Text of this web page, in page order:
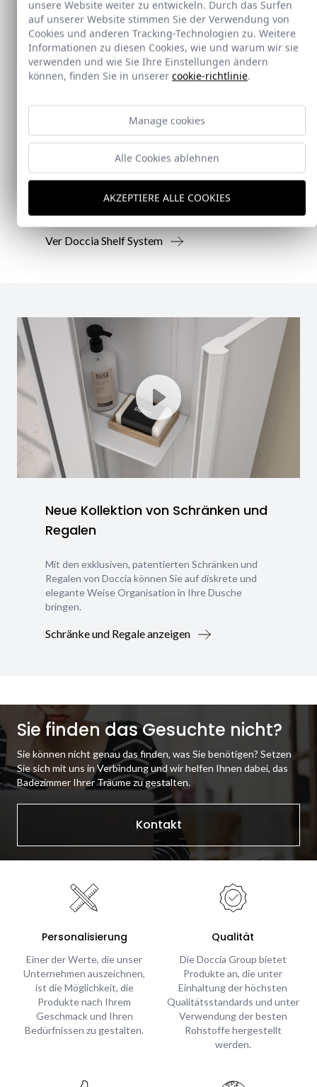
para ofrecer una solución práctica, resistente y
visualmente coherente.
Ver Doccia Shelf System
Neue Kollektion von Schränken und
Regalen
Mit den exklusiven, patentierten Schränken und
Regalen von Doccia können Sie auf diskrete und
elegante Weise Organisation in Ihre Dusche
bringen.
Schränke und Regale anzeigen
Sie finden das Gesuchte nicht?
Sie können nicht genau das finden, was Sie benötigen? Setzen
Sie sich mit uns in Verbindung und wir helfen Ihnen dabei, das
Badezimmer Ihrer Träume zu gestalten.
Kontakt
Personalisierung
Einer der Werte, die unser
Unternehmen auszeichnen,
ist die Möglichkeit, die
Produkte nach Ihrem
Geschmack und Ihren
Bedürfnissen zu gestalten.
Qualität
Die Doccia Group bietet
Produkte an, die unter
Einhaltung der höchsten
Qualitätsstandards und unter
Verwendung der besten
Rohstoffe hergestellt
werden.
unsere Website weiter zu entwickeln. Durch das Surfen
auf unserer Website stimmen Sie der Verwendung von
Cookies und anderen Tracking-Technologien zu. Weitere
Informationen zu diesen Cookies, wie und warum wir sie
verwenden und wie Sie Ihre Einstellungen ändern
können, finden Sie in unserer cookie-richtlinie.
Manage cookies
Alle Cookies ablehnen
AKZEPTIERE ALLE COOKIES